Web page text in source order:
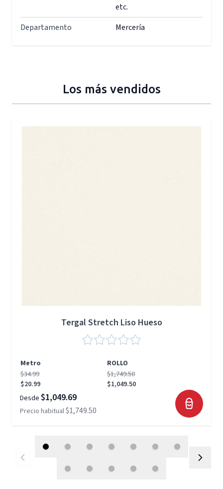
etc.
Departamento
Mercería
Los más vendidos
Tergal Stretch Liso Hueso
Metro
ROLLO
$34.99
$20.99
$1,749.50
$1,049.50
Desde $1,049.69
Precio habitual$1,749.50